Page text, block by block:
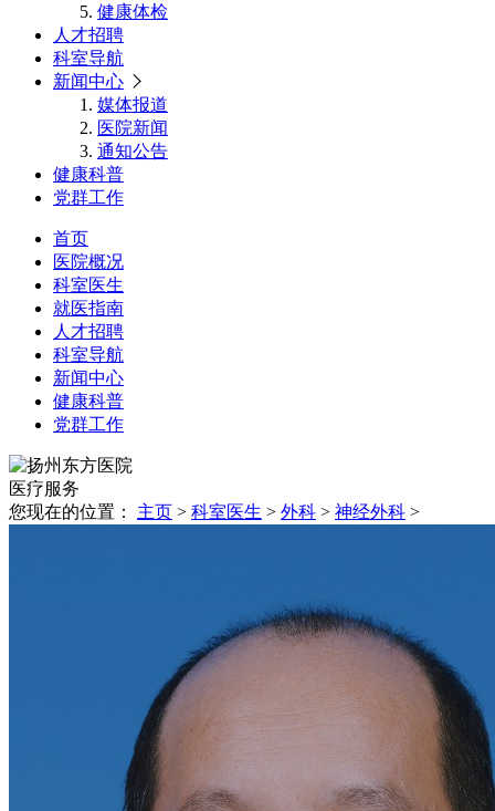
健康体检
人才招聘
科室导航
新闻中心
媒体报道
医院新闻
通知公告
健康科普
党群工作
首页
医院概况
科室医生
就医指南
人才招聘
科室导航
新闻中心
健康科普
党群工作
医疗服务
您现在的位置：
主页 > 科室医生 > 外科 > 神经外科 >